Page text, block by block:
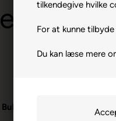
tilkendegive hvilke
For at kunne
Du kan læse mere
1.000
Bull's